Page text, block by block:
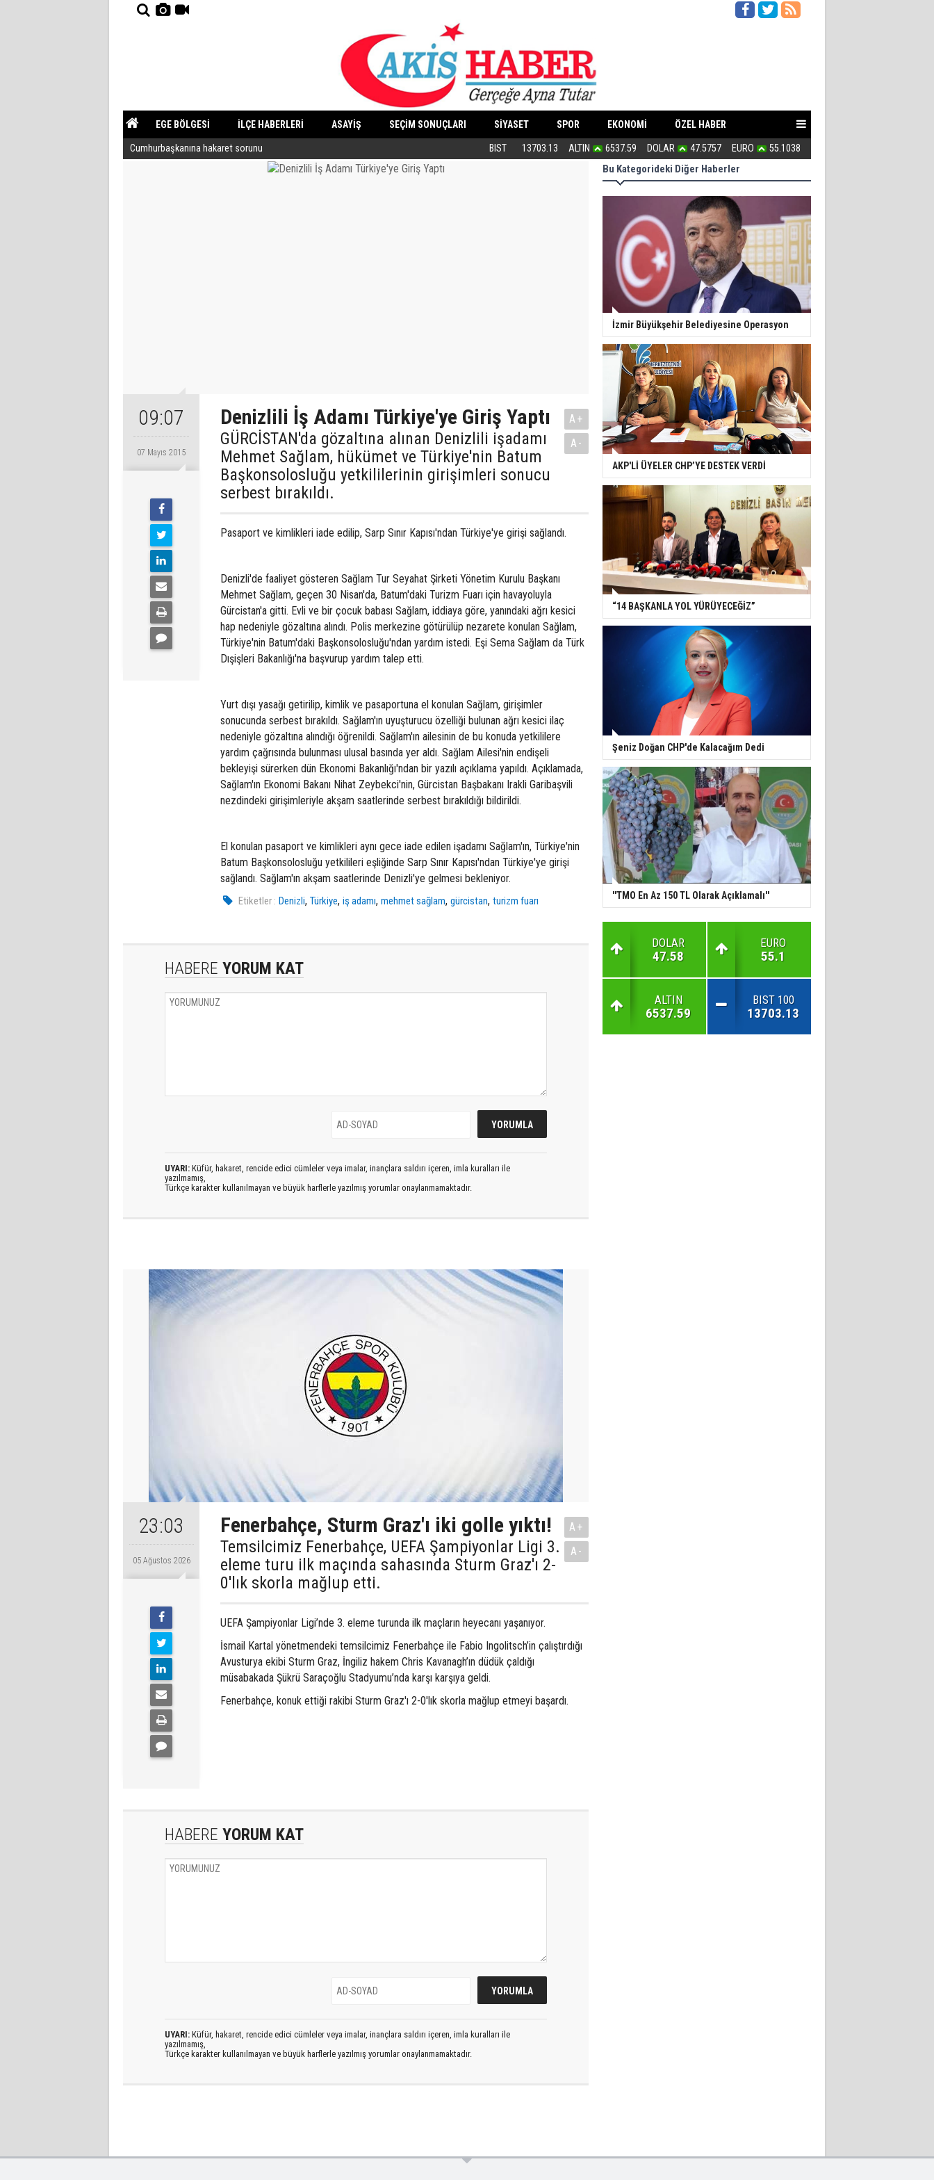
EGE BÖLGESİ İLÇE HABERLERİ ASAYİŞ SEÇİM SONUÇLARI SİYASET SPOR EKONOMİ ÖZEL HABER
YAZARLAR GÜNDEM
Cumhurbaşkanına hakaret sorunu “Cesedimizi çiğnemeden...”
BIST 13703.13 ALTIN 6537.59 DOLAR 47.5757 EURO 55.1038
09:07
07 Mayıs 2015
Denizlili İş Adamı Türkiye'ye Giriş Yaptı
GÜRCİSTAN'da gözaltına alınan Denizlili işadamı
Mehmet Sağlam, hükümet ve Türkiye'nin Batum
Başkonsolosluğu yetkililerinin girişimleri sonucu
serbest bırakıldı.
A+
A-
Pasaport ve kimlikleri iade edilip, Sarp Sınır Kapısı'ndan Türkiye'ye girişi sağlandı.
Denizli'de faaliyet gösteren Sağlam Tur Seyahat Şirketi Yönetim Kurulu Başkanı
Mehmet Sağlam, geçen 30 Nisan'da, Batum'daki Turizm Fuarı için havayoluyla
Gürcistan'a gitti. Evli ve bir çocuk babası Sağlam, iddiaya göre, yanındaki ağrı kesici
hap nedeniyle gözaltına alındı. Polis merkezine götürülüp nezarete konulan Sağlam,
Türkiye'nin Batum'daki Başkonsolosluğu'ndan yardım istedi. Eşi Sema Sağlam da Türk
Dışişleri Bakanlığı'na başvurup yardım talep etti.
Yurt dışı yasağı getirilip, kimlik ve pasaportuna el konulan Sağlam, girişimler
sonucunda serbest bırakıldı. Sağlam'ın uyuşturucu özelliği bulunan ağrı kesici ilaç
nedeniyle gözaltına alındığı öğrenildi. Sağlam'ın ailesinin de bu konuda yetkililere
yardım çağrısında bulunması ulusal basında yer aldı. Sağlam Ailesi'nin endişeli
bekleyişi sürerken dün Ekonomi Bakanlığı'ndan bir yazılı açıklama yapıldı. Açıklamada,
Sağlam'ın Ekonomi Bakanı Nihat Zeybekci'nin, Gürcistan Başbakanı Irakli Garibaşvili
nezdindeki girişimleriyle akşam saatlerinde serbest bırakıldığı bildirildi.
El konulan pasaport ve kimlikleri aynı gece iade edilen işadamı Sağlam'ın, Türkiye'nin
Batum Başkonsolosluğu yetkilileri eşliğinde Sarp Sınır Kapısı'ndan Türkiye'ye girişi
sağlandı. Sağlam'ın akşam saatlerinde Denizli'ye gelmesi bekleniyor.
Etiketler : Denizli,Türkiye,iş adamı,mehmet sağlam,gürcistan,turizm fuarı
HABERE YORUM KAT
UYARI: Küfür, hakaret, rencide edici cümleler veya imalar, inançlara saldırı içeren, imla kuralları ile
yazılmamış,
Türkçe karakter kullanılmayan ve büyük harflerle yazılmış yorumlar onaylanmamaktadır.
23:03
05 Ağustos 2026
Fenerbahçe, Sturm Graz'ı iki golle yıktı!
Temsilcimiz Fenerbahçe, UEFA Şampiyonlar Ligi 3.
eleme turu ilk maçında sahasında Sturm Graz'ı 2-
0'lık skorla mağlup etti.
A+
A-
UEFA Şampiyonlar Ligi’nde 3. eleme turunda ilk maçların heyecanı yaşanıyor.
İsmail Kartal yönetmendeki temsilcimiz Fenerbahçe ile Fabio Ingolitsch’in çalıştırdığı
Avusturya ekibi Sturm Graz, İngiliz hakem Chris Kavanagh’ın düdük çaldığı
müsabakada Şükrü Saraçoğlu Stadyumu’nda karşı karşıya geldi.
Fenerbahçe, konuk ettiği rakibi Sturm Graz'ı 2-0'lık skorla mağlup etmeyi başardı.
HABERE YORUM KAT
UYARI: Küfür, hakaret, rencide edici cümleler veya imalar, inançlara saldırı içeren, imla kuralları ile
yazılmamış,
Türkçe karakter kullanılmayan ve büyük harflerle yazılmış yorumlar onaylanmamaktadır.
Bu Kategorideki Diğer Haberler
İzmir Büyükşehir Belediyesine Operasyon
AKP'Lİ ÜYELER CHP’YE DESTEK VERDİ
“14 BAŞKANLA YOL YÜRÜYECEĞİZ”
Şeniz Doğan CHP'de Kalacağım Dedi
''TMO En Az 150 TL Olarak Açıklamalı''
DOLAR
47.58
EURO
55.1
ALTIN
6537.59
BIST 100
13703.13